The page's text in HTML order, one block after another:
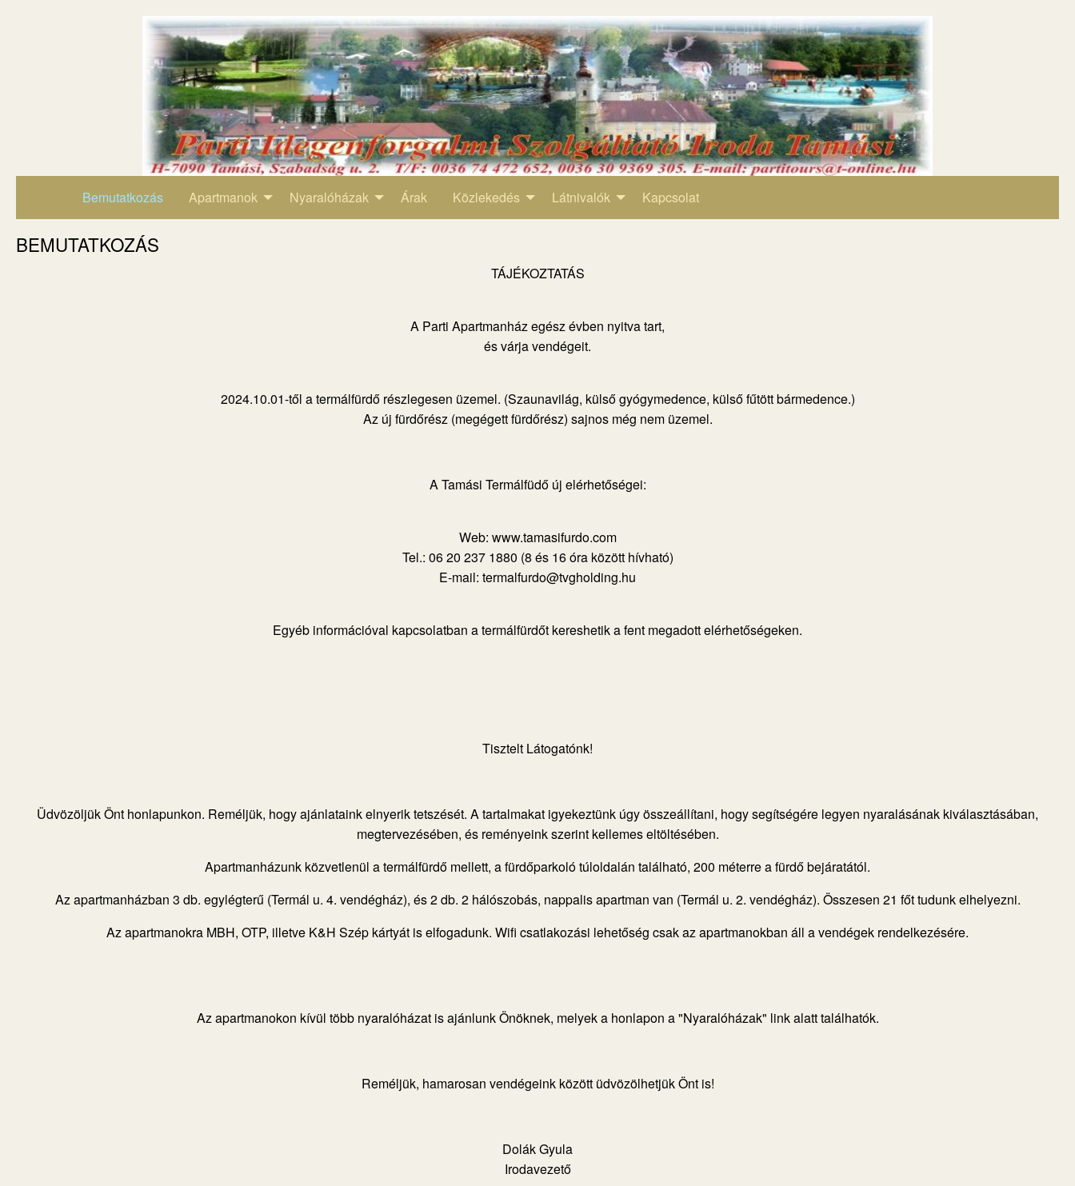
Bemutatkozás Apartmanok Nyaralóházak Árak Közlekedés Látnivalók Kapcsolat
BEMUTATKOZÁS
TÁJÉKOZTATÁS
A Parti Apartmanház egész évben nyitva tart,
és várja vendégeit.
2024.10.01-től a termálfürdő részlegesen üzemel. (Szaunavilág, külső gyógymedence, külső fűtött bármedence.)
Az új fürdőrész (megégett fürdőrész) sajnos még nem üzemel.
A Tamási Termálfüdő új elérhetőségei:
Web: www.tamasifurdo.com
Tel.: 06 20 237 1880 (8 és 16 óra között hívható)
E-mail: termalfurdo@tvgholding.hu
Egyéb információval kapcsolatban a termálfürdőt kereshetik a fent megadott elérhetőségeken.
Tisztelt Látogatónk!
Üdvözöljük Önt honlapunkon. Reméljük, hogy ajánlataink elnyerik tetszését. A tartalmakat igyekeztünk úgy összeállítani, hogy segítségére legyen nyaralásának kiválasztásában,
megtervezésében, és reményeink szerint kellemes eltöltésében.
Apartmanházunk közvetlenül a termálfürdő mellett, a fürdőparkoló túloldalán található, 200 méterre a fürdő bejáratától.
Az apartmanházban 3 db. egylégterű (Termál u. 4. vendégház), és 2 db. 2 hálószobás, nappalis apartman van (Termál u. 2. vendégház). Összesen 21 főt tudunk elhelyezni.
Az apartmanokra MBH, OTP, illetve K&H Szép kártyát is elfogadunk. Wifi csatlakozási lehetőség csak az apartmanokban áll a vendégek rendelkezésére.
Az apartmanokon kívül több nyaralóházat is ajánlunk Önöknek, melyek a honlapon a "Nyaralóházak" link alatt találhatók.
Reméljük, hamarosan vendégeink között üdvözölhetjük Önt is!
Dolák Gyula
Irodavezető